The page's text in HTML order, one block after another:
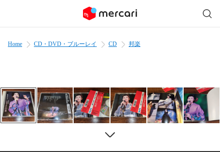
Home CD・DVD・ブルーレイ CD 邦楽